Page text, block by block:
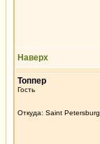
Наверх
Топпер
Гость
Откуда: Saint Petersburg